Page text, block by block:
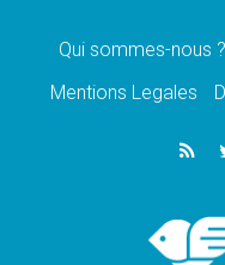
«La
05.08.2026
Le
Léon XIV
un
Qui sommes-nous ?
Mentions Legales